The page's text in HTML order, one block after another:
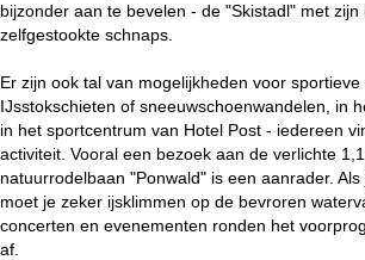
bijzonder aan te bevelen - de "Skistadl" met zijn
zelfgestookte schnaps.
Er zijn ook tal van mogelijkheden voor sportieve
IJsstokschieten of sneeuwschoenwandelen, in
in het sportcentrum van Hotel Post - iedereen
activiteit. Vooral een bezoek aan de verlichte
natuurrodelbaan "Ponwald" is een aanrader.
moet je zeker ijsklimmen op de bevroren
concerten en evenementen ronden het
af.